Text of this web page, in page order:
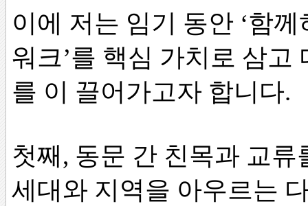
이에 저는 임기 동안 ‘함
워크’를 핵심 가치로 삼
를 이 끌어가고자 합니다.
첫째, 동문 간 친목과 교
세대와 지역을 아우르는